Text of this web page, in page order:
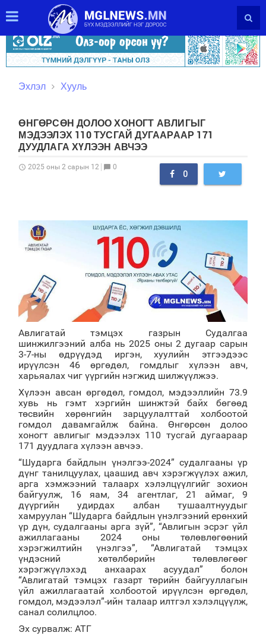
Эхлэл Хууль
ӨНГӨРСӨН ДОЛОО ХОНОГТ АВЛИГЫГ
МЭДЭЭЛЭХ 110 ТУСГАЙ ДУГААРААР 171
ДУУДЛАГА ХҮЛЭЭН АВЧЭЭ
schedule 2025 оны 2 сарын 12 chat_bubble 0
0
Авлигатай тэмцэх газрын Судалгаа
шинжилгээний алба нь 2025 оны 2 дугаар сарын
3-7-ны өдрүүдэд иргэн, хуулийн этгээдээс
ирүүлсэн 46 өргөдөл, гомдлыг хүлээн авч,
харьяалах чиг үүргийн нэгжид шилжүүлжээ.
Хүлээн авсан өргөдөл, гомдол, мэдээллийн 73.9
хувь нь гэмт хэргийн шинжтэй байх бөгөөд
төсвийн хөрөнгийн зарцуулалттай холбоотой
гомдол давамгайлж байна. Өнгөрсөн долоо
хоногт авлигыг мэдээлэх 110 тусгай дугаараар
171 дуудлага хүлээн авчээ.
“Шударга байдлын үнэлгээ-2024” судалгааны үр
дүнг танилцуулах, цаашид авч хэрэгжүүлэх ажил,
арга хэмжээний талаарх хэлэлцүүлгийг зохион
байгуулж, 16 яам, 34 агентлаг, 21 аймаг, 9
дүүргийн удирдах албан тушаалтнуудыг
хамруулан “Шударга байдлын үнэлгээний ерөнхий
үр дүн, судалгааны арга зүй”, “Авлигын эсрэг үйл
ажиллагааны 2024 оны төлөвлөгөөний
хэрэгжилтийн үнэлгээ”, “Авлигатай тэмцэх
үндэсний хөтөлбөрийн төлөвлөгөөг
хэрэгжүүлэхэд анхаарах асуудал” болон
“Авлигатай тэмцэх газарт төрийн байгууллагын
үйл ажиллагаатай холбоотой ирүүлсэн өргөдөл,
гомдол, мэдээлэл”-ийн талаар илтгэл хэлэлцүүлж,
санал солилцлоо.
Эх сурвалж: АТГ